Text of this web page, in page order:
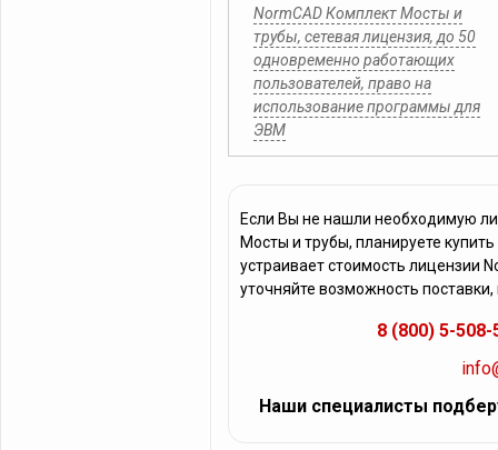
NormCAD Комплект Мосты и
трубы, сетевая лицензия, до 50
одновременно работающих
пользователей, право на
использование программы для
ЭВМ
Если Вы не нашли необходимую
Мосты и трубы, планируете
устраивает стоимость лицензии
уточняйте возможность
8 (800) 5-508-
Наши специалисты